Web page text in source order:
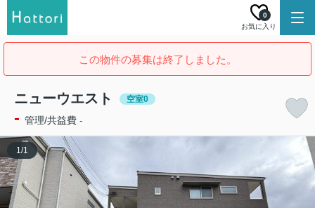
お気に入り
0
この物件の募集は終了しました。
ニューウエスト 空室0
- 管理/共益費 -
1/1